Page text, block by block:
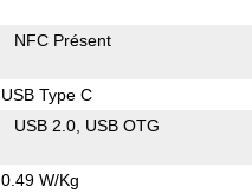
NFC Présent
USB Type C
USB 2.0 USB OTG
0.49 W/Kg